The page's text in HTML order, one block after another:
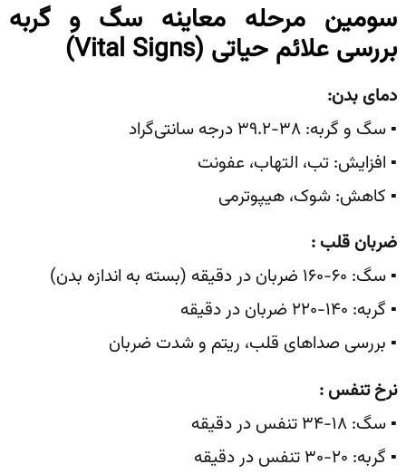
سومین مرحله معاینه سگ و گربه
بررسی علائم حیاتی (Vital Signs)
دمای بدن:
▪️ سگ و گربه: ۳۸-۳۹.۲ درجه سانتی‌گراد
▪️ افزایش: تب، التهاب، عفونت
▪️ کاهش: شوک، هیپوترمی
ضربان قلب :
▪️ سگ: ۶۰-۱۶۰ ضربان در دقیقه (بسته به اندازه بدن)
▪️ گربه: ۱۴۰-۲۲۰ ضربان در دقیقه
▪️ بررسی صداهای قلب، ریتم و شدت ضربان
نرخ تنفس :
▪️ سگ: ۱۸-۳۴ تنفس در دقیقه
▪️ گربه: ۲۰-۳۰ تنفس در دقیقه